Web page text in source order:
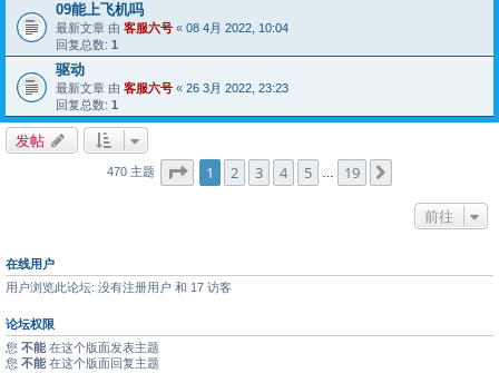
09能上飞机吗
最新文章 由 客服六号 « 08 4月 2022, 10:04
回复总数: 1
驱动
最新文章 由 客服六号 « 26 3月 2022, 23:23
回复总数: 1
发帖
470 主题 分页：1 19
1 2 3 4 5 … 19
前往
在线用户
用户浏览此论坛: 没有注册用户 和 17 访客
论坛权限
您 不能 在这个版面发表主题
您 不能 在这个版面回复主题